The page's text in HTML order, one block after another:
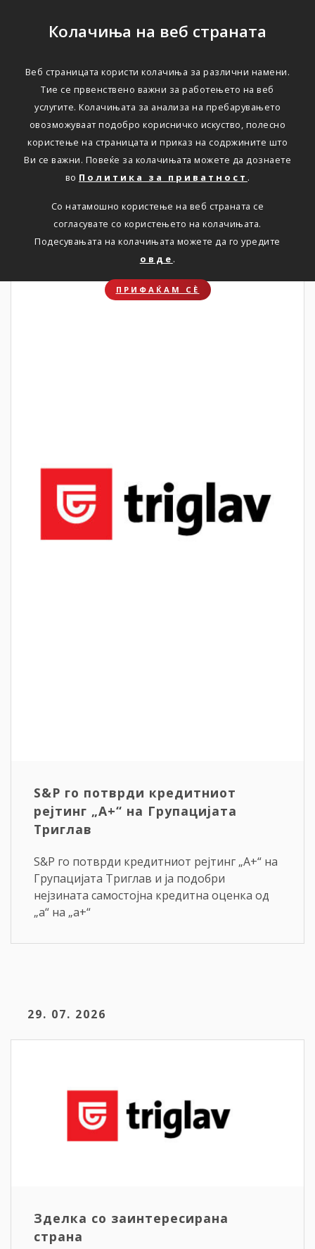
Колачиња на веб страната
Веб страницата користи колачиња за различни намени.
Тие се првенствено важни за работењето на веб
услугите. Колачињата за анализа на пребарувањето
овозможуваат подобро корисничко искуство, полесно
користење на страницата и приказ на содржините што
Ви се важни. Повеќе за колачињата можете да дознаете
во Политика за приватност .
Со натамошно користење на веб страната се
согласувате со користењето на колачињата.
Подесувањата на колачињата можете да го уредите
овде .
ПРИФАЌАМ СЀ
НОВОСТИ
Актуелно
Новости
31. 07. 2026
S&P го потврди кредитниот
рејтинг „A+“ на Групацијата
Триглав
S&P го потврди кредитниот рејтинг „A+“ на
Групацијата Триглав и ја подобри
нејзината самостојна кредитна оценка од
„a“ на „a+“
29. 07. 2026
Зделка со заинтересирана
страна